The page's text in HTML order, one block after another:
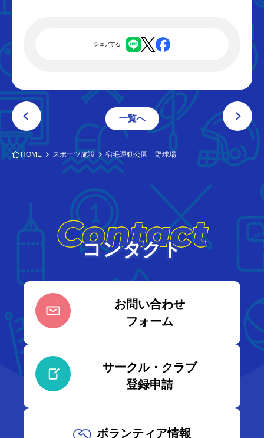
シェアする
一覧へ
HOME スポーツ施設 宿毛運動公園 野球場
Contact
コンタクト
お問い合わせ
フォーム
サークル・クラブ
登録申請
ボランティア情報